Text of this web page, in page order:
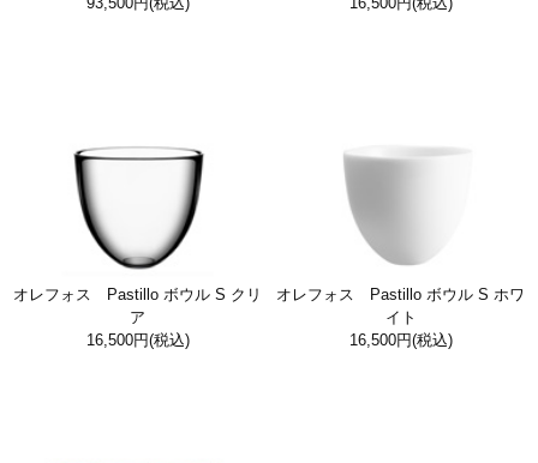
オレフォス Pastillo ボウル S クリ
ア
16,500円(税込)
オレフォス Pastillo ボウル S ホワ
イト
16,500円(税込)